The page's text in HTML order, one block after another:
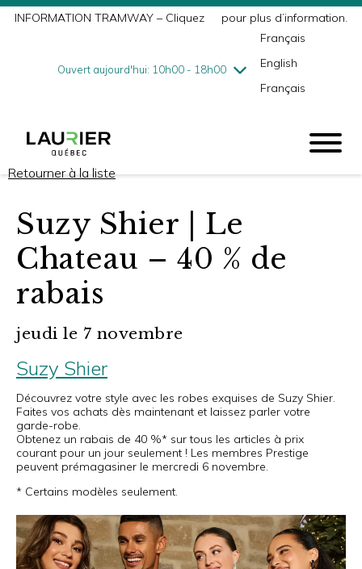
INFORMATION TRAMWAY – Cliquez pour plus d’information.
Ouvert aujourd'hui: 10h00 - 18h00
mercredi8/5
10h00 - 18h00
vendredi8/7
10h00 - 21h00
Français
English
Français
Retourner à la liste
Suzy Shier | Le
Chateau – 40 % de
rabais
jeudi le 7 novembre
Suzy Shier
Découvrez votre style avec les robes exquises de Suzy Shier.
Faites vos achats dès maintenant et laissez parler votre
garde-robe.
Obtenez un rabais de 40 %* sur tous les articles à prix
courant pour un jour seulement ! Les membres Prestige
peuvent prémagasiner le mercredi 6 novembre.
* Certains modèles seulement.